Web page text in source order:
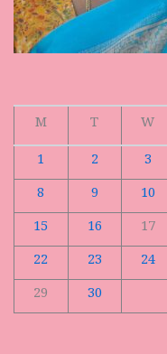
M
T W
1
2 3
8
9 10
15
16 17
22
23 24
29
30